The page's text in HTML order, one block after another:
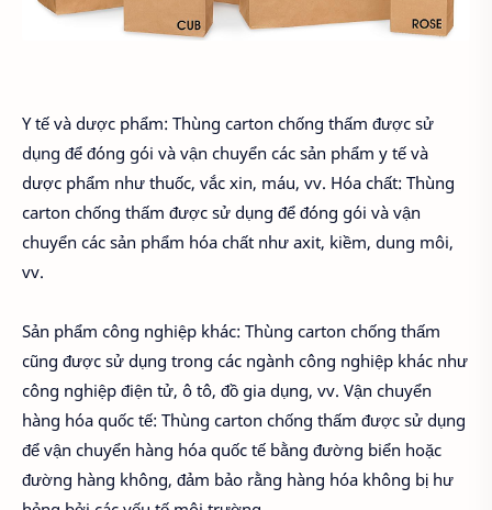
Y tế và dược phẩm: Thùng carton chống thấm được sử
dụng để đóng gói và vận chuyển các sản phẩm y tế và
dược phẩm như thuốc, vắc xin, máu, vv. Hóa chất: Thùng
carton chống thấm được sử dụng để đóng gói và vận
chuyển các sản phẩm hóa chất như axit, kiềm, dung môi,
vv.
Sản phẩm công nghiệp khác: Thùng carton chống thấm
cũng được sử dụng trong các ngành công nghiệp khác như
công nghiệp điện tử, ô tô, đồ gia dụng, vv. Vận chuyển
hàng hóa quốc tế: Thùng carton chống thấm được sử dụng
để vận chuyển hàng hóa quốc tế bằng đường biển hoặc
đường hàng không, đảm bảo rằng hàng hóa không bị hư